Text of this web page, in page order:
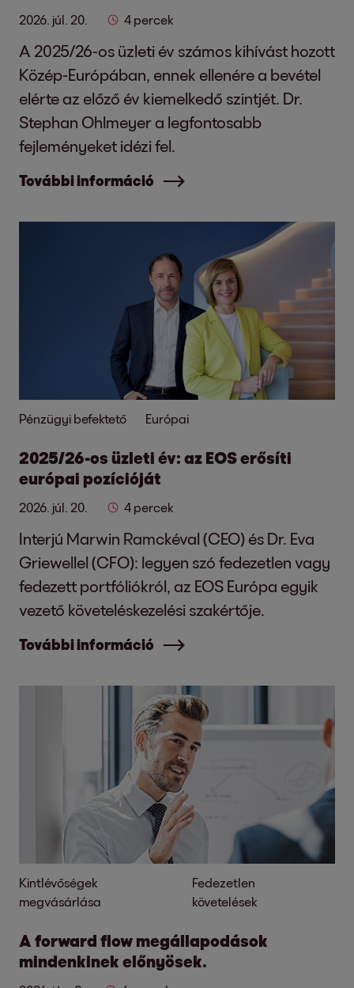
2026. júl. 20. 4 percek
A 2025/26-os üzleti év számos kihívást hozott
Közép-Európában, ennek ellenére a bevétel
elérte az előző év kiemelkedő szintjét. Dr.
Stephan Ohlmeyer a legfontosabb
fejleményeket idézi fel.
További információ
Pénzügyi befektető Európai
2025/26-os üzleti év: az EOS erősíti
európai pozícióját
2026. júl. 20. 4 percek
Interjú Marwin Ramckéval (CEO) és Dr. Eva
Griewellel (CFO): legyen szó fedezetlen vagy
fedezett portfóliókról, az EOS Európa egyik
vezető követeléskezelési szakértője.
További információ
Kintlévőségek
megvásárlása
Fedezetlen
követelések
A forward flow megállapodások
mindenkinek előnyösek.